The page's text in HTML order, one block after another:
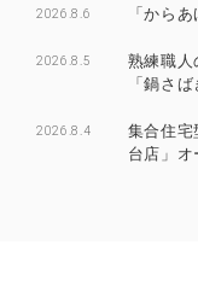
2026.8.6 「から
2026.8.5
熟練職人
「鍋さ
2026.8.4
集合住宅
台店」オ